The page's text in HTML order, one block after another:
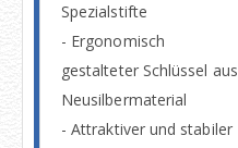
Spezialstifte
- Ergonomisch
gestalteter Schlüssel aus
Neusilbermaterial
- Attraktiver und stabiler